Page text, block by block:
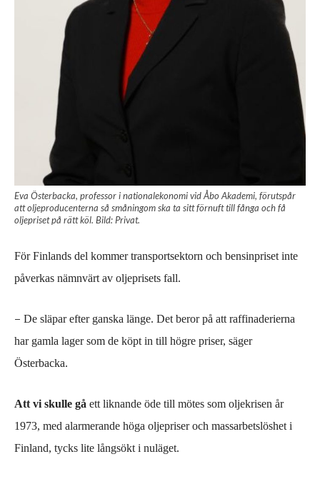
Eva Österbacka, professor i nationalekonomi vid Åbo Akademi, förutspår
att oljeproducenterna så småningom ska ta sitt förnuft till fånga och få
oljepriset på rätt köl. Bild: Privat.
För Finlands del kommer transportsektorn och bensinprisetinte
påverkas nämnvärtav oljeprisets fall.
– De släparefterganska länge. Det beror på att raffinaderierna
har gamla lager som de köpt in till högre priser, säger
Österbacka.
Att vi skulle gå ett liknande öde till mötes som oljekrisen år
1973, med alarmerande höga oljepriser och massarbetslöshet i
Finland, tycks lite långsökt i nuläget.